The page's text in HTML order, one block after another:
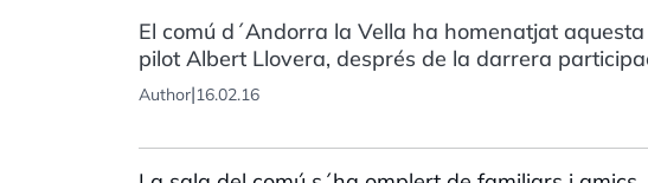
El comú d´Andorra la Vella ha homenatjat
pilot Albert Llovera, després de la darrera
Author|16.02.16